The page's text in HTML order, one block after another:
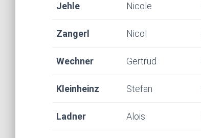
Jehle Nicole
Zangerl Nicol
Wechner Gertrud
Kleinheinz Stefan
Ladner Alois